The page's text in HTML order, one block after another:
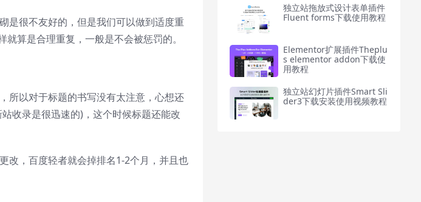
是很不友好的，但是我们可以做到适度重
算是合理重复，一般是不会被惩罚的。
所以对于标题的书写没有太注意，心想还
收录是很迅速的)，这个时候标题还能改
改，百度轻者就会掉排名1-2个月，并且也
独立站拖放式设计表单插件
Fluent forms下载使用教程
Elementor扩展插件Theplu
s elementor addon下载使
用教程
独立站幻灯片插件Smart Sli
der3下载安装使用视频教程